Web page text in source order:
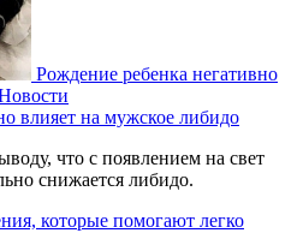
Рождение ребенка негативно
влияет на мужское либидо
что с появлением на свет
снижается либидо.